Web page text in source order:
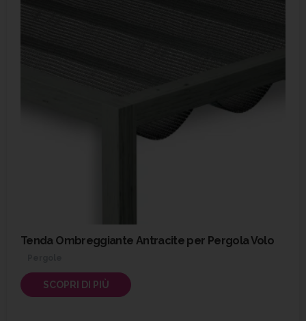
Tenda Ombreggiante Antracite per Pergola Volo
SCOPRI DI PIÙ